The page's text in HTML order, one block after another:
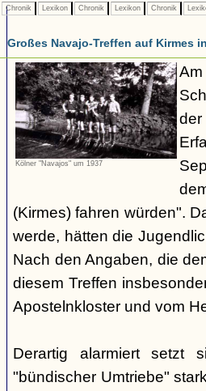
Chronik Lexikon Chronik Lexikon Chronik
Großes Navajo-Treffen auf Kirmes
Kölner "Navajos" um 1937
der
(Kirmes) fahren würden".
werde, hätten die
Nach den Angaben, die
diesem Treffen
Apostelnkloster und vom
Derartig alarmiert setzt
"bündischer Umtriebe"